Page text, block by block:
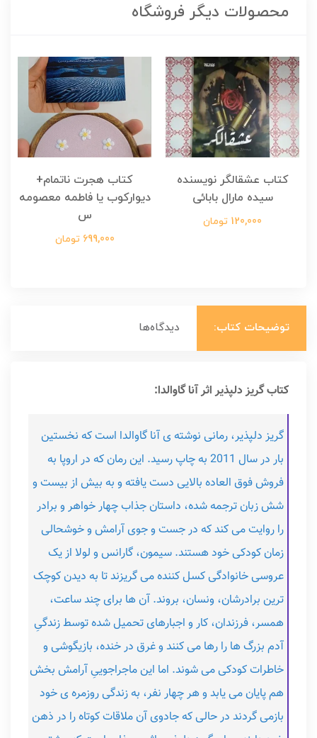
محصولات دیگر فروشگاه
کتاب عشقالگر نویسنده
سیده مارال بابائی
120,000 تومان
کتاب هجرت ناتمام+
دیوارکوب یا فاطمه معصومه
س
699,000 تومان
توضیحات کتاب: دیدگاه‌ها
کتاب گریز دلپذیر اثر آنا گاوالدا:
گریز دلپذیر، رمانی نوشته ی آنا گاوالدا است که نخستین
بار در سال 2011 به چاپ رسید. این رمان که در اروپا به
فروش فوق العاده بالایی دست یافته و به بیش از بیست و
شش زبان ترجمه شده، داستان جذاب چهار خواهر و برادر
را روایت می کند که در جست و جوی آرامش و خوشحالی
زمان کودکی خود هستند. سیمون، گارانس و لولا از یک
عروسی خانوادگی کسل کننده می گریزند تا به دیدن کوچک
ترین برادرشان، ونسان، بروند. آن ها برای چند ساعت،
همسر، فرزندان، کار و اجبارهای تحمیل شده توسط زندگیِ
آدم بزرگ ها را رها می کنند و غرق در خنده، بازیگوشی و
خاطرات کودکی می شوند. اما این ماجراجوییِ آرامش بخش
هم پایان می یابد و هر چهار نفر، به زندگی روزمره ی خود
بازمی گردند در حالی که جادوی آن ملاقات کوتاه را در ذهن